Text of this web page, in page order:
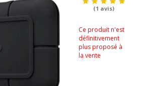
(1 avis)
Ce produit n'est
définitivement
plus proposé à
la vente